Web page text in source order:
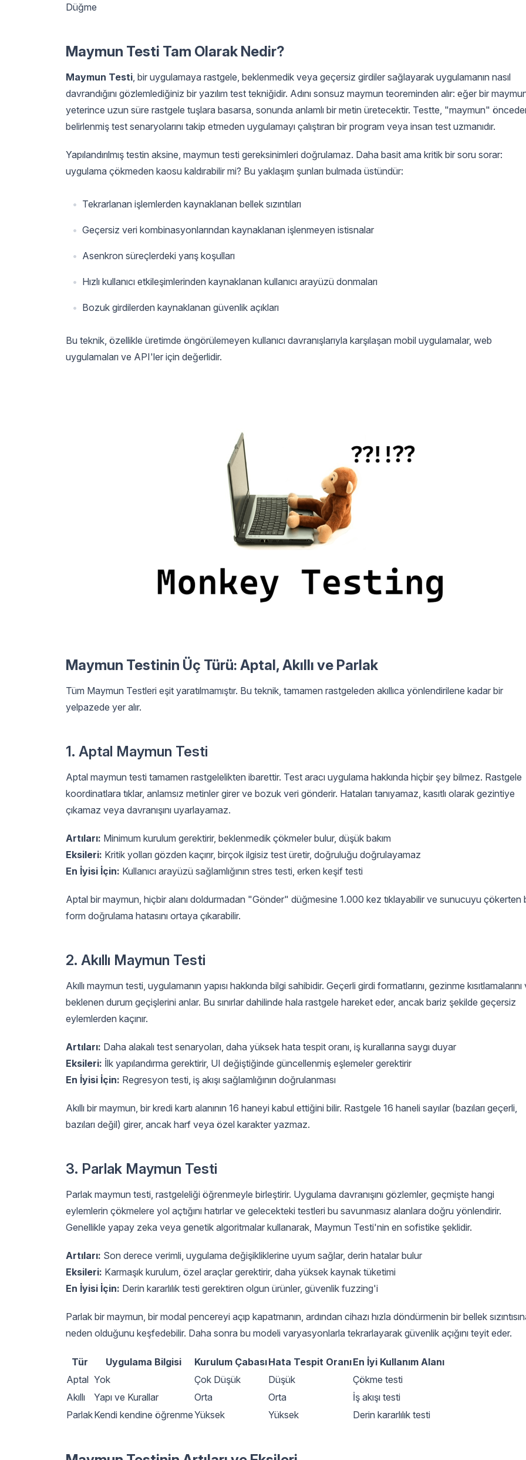
Düğme
Maymun Testi Tam Olarak Nedir?
Maymun Testi , bir uygulamaya rastgele, beklenmedik veya geçersiz girdiler sağlayarak uygulamanın nasıl
davrandığını gözlemlediğiniz bir yazılım test tekniğidir. Adını sonsuz maymun teoreminden alır: eğer bir
yeterince uzun süre rastgele tuşlara basarsa, sonunda anlamlı bir metin üretecektir. Testte, "maymun"
belirlenmiş test senaryolarını takip etmeden uygulamayı çalıştıran bir program veya insan test uzmanıdır.
Yapılandırılmış testin aksine, maymun testi gereksinimleri doğrulamaz. Daha basit ama kritik bir soru sorar:
uygulama çökmeden kaosu kaldırabilir mi? Bu yaklaşım şunları bulmada üstündür:
Tekrarlanan işlemlerden kaynaklanan bellek sızıntıları
Geçersiz veri kombinasyonlarından kaynaklanan işlenmeyen istisnalar
Asenkron süreçlerdeki yarış koşulları
Hızlı kullanıcı etkileşimlerinden kaynaklanan kullanıcı arayüzü donmaları
Bozuk girdilerden kaynaklanan güvenlik açıkları
Bu teknik, özellikle üretimde öngörülemeyen kullanıcı davranışlarıyla karşılaşan mobil uygulamalar, web
uygulamaları ve API'ler için değerlidir.
Maymun Testinin Üç Türü: Aptal, Akıllı ve Parlak
Tüm Maymun Testleri eşit yaratılmamıştır. Bu teknik, tamamen rastgeleden akıllıca yönlendirilene kadar bir
yelpazede yer alır.
1. Aptal Maymun Testi
Aptal maymun testi tamamen rastgelelikten ibarettir. Test aracı uygulama hakkında hiçbir şey bilmez. Rastgele
koordinatlara tıklar, anlamsız metinler girer ve bozuk veri gönderir. Hataları tanıyamaz, kasıtlı olarak gezintiye
çıkamaz veya davranışını uyarlayamaz.
Artıları: Minimum kurulum gerektirir, beklenmedik çökmeler bulur, düşük bakım
Eksileri: Kritik yolları gözden kaçırır, birçok ilgisiz test üretir, doğruluğu doğrulayamaz
En İyisi İçin: Kullanıcı arayüzü sağlamlığının stres testi, erken keşif testi
Aptal bir maymun, hiçbir alanı doldurmadan "Gönder" düğmesine 1.000 kez tıklayabilir ve sunucuyu çökerten
form doğrulama hatasını ortaya çıkarabilir.
2. Akıllı Maymun Testi
Akıllı maymun testi, uygulamanın yapısı hakkında bilgi sahibidir. Geçerli girdi formatlarını, gezinme kısıtlamalarını
beklenen durum geçişlerini anlar. Bu sınırlar dahilinde hala rastgele hareket eder, ancak bariz şekilde geçersiz
eylemlerden kaçınır.
Artıları: Daha alakalı test senaryoları, daha yüksek hata tespit oranı, iş kurallarına saygı duyar
Eksileri: İlk yapılandırma gerektirir, UI değiştiğinde güncellenmiş eşlemeler gerektirir
En İyisi İçin: Regresyon testi, iş akışı sağlamlığının doğrulanması
Akıllı bir maymun, bir kredi kartı alanının 16 haneyi kabul ettiğini bilir. Rastgele 16 haneli sayılar (bazıları geçerli,
bazıları değil) girer, ancak harf veya özel karakter yazmaz.
3. Parlak Maymun Testi
Parlak maymun testi, rastgeleliği öğrenmeyle birleştirir. Uygulama davranışını gözlemler, geçmişte hangi
eylemlerin çökmelere yol açtığını hatırlar ve gelecekteki testleri bu savunmasız alanlara doğru yönlendirir.
Genellikle yapay zeka veya genetik algoritmalar kullanarak, Maymun Testi'nin en sofistike şeklidir.
Artıları: Son derece verimli, uygulama değişikliklerine uyum sağlar, derin hatalar bulur
Eksileri: Karmaşık kurulum, özel araçlar gerektirir, daha yüksek kaynak tüketimi
En İyisi İçin: Derin kararlılık testi gerektiren olgun ürünler, güvenlik fuzzing'i
Parlak bir maymun, bir modal pencereyi açıp kapatmanın, ardından cihazı hızla döndürmenin bir bellek
neden olduğunu keşfedebilir. Daha sonra bu modeli varyasyonlarla tekrarlayarak güvenlik açığını teyit eder.
Tür Uygulama Bilgisi Kurulum ÇabasıHata Tespit OranıEn İyi Kullanım Alanı
Aptal Yok Çok Düşük Düşük
Çökme testi
Akıllı
Yapı ve Kurallar Orta Orta
İş akışı testi
ParlakKendi kendine öğrenmeYüksek Yüksek Derin kararlılık testi